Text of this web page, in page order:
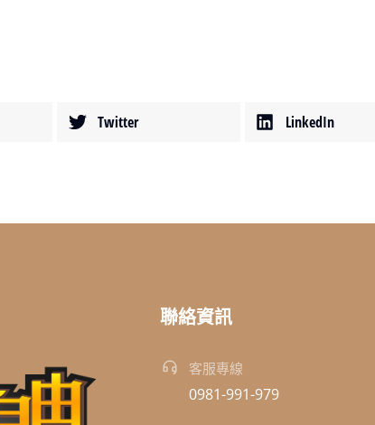
Twitter LinkedIn
聯絡資訊
客服專線
0981-991-979